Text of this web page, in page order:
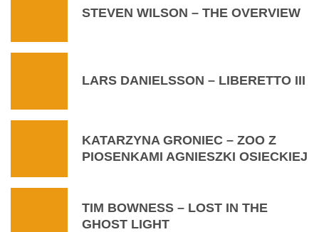
STEVEN WILSON – THE OVERVIEW
LARS DANIELSSON – LIBERETTO III
KATARZYNA GRONIEC – ZOO Z
PIOSENKAMI AGNIESZKI OSIECKIEJ
TIM BOWNESS – LOST IN THE
GHOST LIGHT